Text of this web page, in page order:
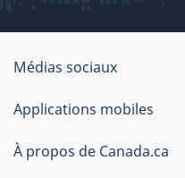
Organisation
du
gouvernement
du
Médias sociaux
Applications mobiles
À propos de Canada.ca